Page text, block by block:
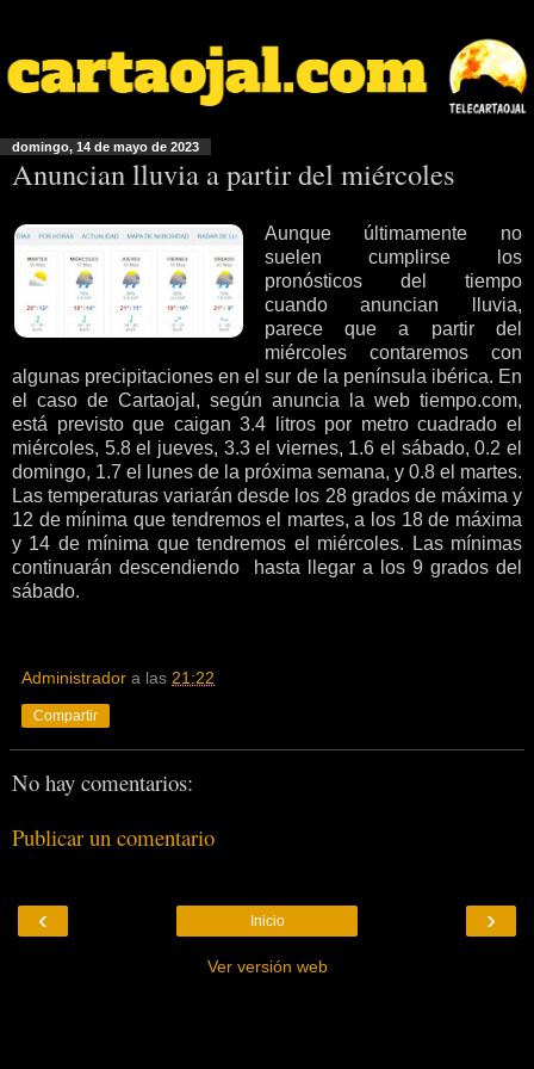
domingo, 14 de mayo de 2023
Anuncian lluvia a partir del miércoles
Aunque últimamente no
suelen cumplirse los
pronósticos del tiempo
cuando anuncian lluvia,
parece que a partir del
miércoles contaremos con
algunas precipitaciones en el sur de la península ibérica. En
el caso de Cartaojal, según anuncia la web tiempo.com,
está previsto que caigan 3.4 litros por metro cuadrado el
miércoles, 5.8 el jueves, 3.3 el viernes, 1.6 el sábado, 0.2 el
domingo, 1.7 el lunes de la próxima semana, y 0.8 el martes.
Las temperaturas variarán desde los 28 grados de máxima y
12 de mínima que tendremos el martes, a los 18 de máxima
y 14 de mínima que tendremos el miércoles. Las mínimas
continuarán descendiendo hasta llegar a los 9 grados del
sábado.
Administrador a las 21:22
Compartir
No hay comentarios:
Publicar un comentario
‹ ›
Inicio
Ver versión web